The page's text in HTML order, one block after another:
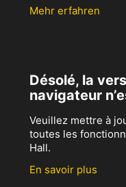
Mehr erfahren
Désolé, la
navigateur
Veuillez mettre à
toutes les
Hall.
En savoir plus